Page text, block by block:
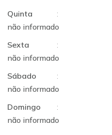
Quinta
:
não informado
Sexta
:
não informado
Sábado
:
não informado
Domingo
:
não informado